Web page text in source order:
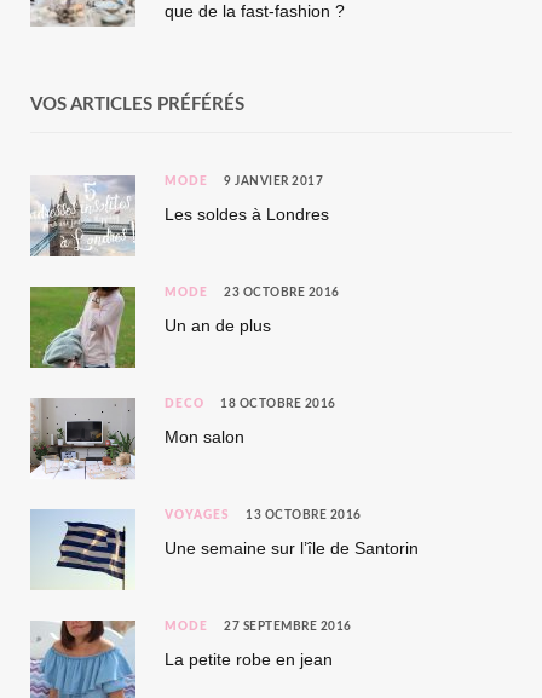
que de la fast-fashion ?
VOS ARTICLES PRÉFÉRÉS
MODE 9 JANVIER 2017
Les soldes à Londres
MODE 23 OCTOBRE 2016
Un an de plus
DÉCO 18 OCTOBRE 2016
Mon salon
VOYAGES 13 OCTOBRE 2016
Une semaine sur l’île de Santorin
MODE 27 SEPTEMBRE 2016
La petite robe en jean